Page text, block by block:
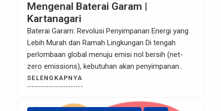
Mengenal Baterai Garam |
Kartanagari
Baterai Garam: Revolusi Penyimpanan Energi yang
Lebih Murah dan Ramah Lingkungan Di tengah
perlombaan global menuju emisi nol bersih (net-
zero emissions), kebutuhan akan penyimpanan
energi (battery storage) melonjak drastis. Selama
ini, litium-ion menjadi primadona. Namun,
keterbatasan bahan baku dan harganya yang
SELENGKAPNYA